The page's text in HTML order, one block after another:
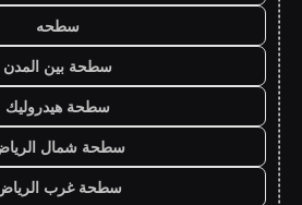
سطحه
سطحة بين المدن
سطحة هيدروليك
سطحة شمال
سطحة غرب